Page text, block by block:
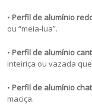
• Perfil de alumínio
ou “meia-lua”.
• Perfil de alumínio
inteiriça ou vazada
• Perfil de alumínio
maciça.